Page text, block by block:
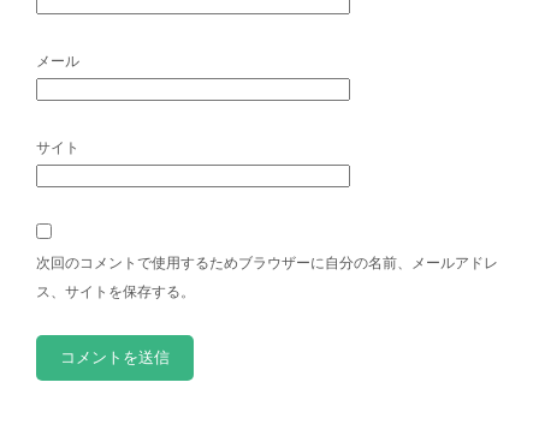
メール
サイト
次回のコメントで使用するためブラウザーに自分の名前、メールアドレ
ス、サイトを保存する。